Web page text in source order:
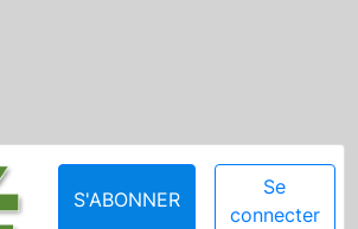
S'ABONNER
Se
connecter